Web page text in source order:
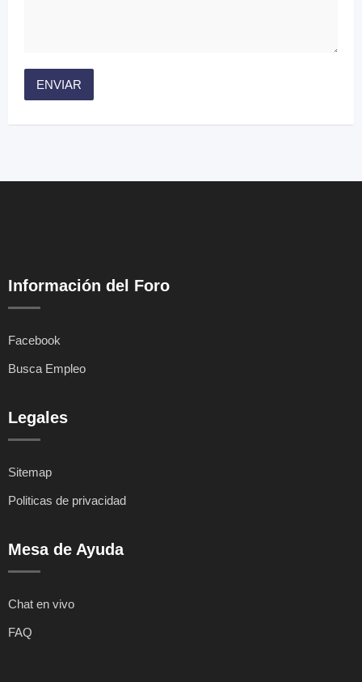
Información del Foro
Facebook
Busca Empleo
Legales
Sitemap
Politicas de privacidad
Mesa de Ayuda
Chat en vivo
FAQ